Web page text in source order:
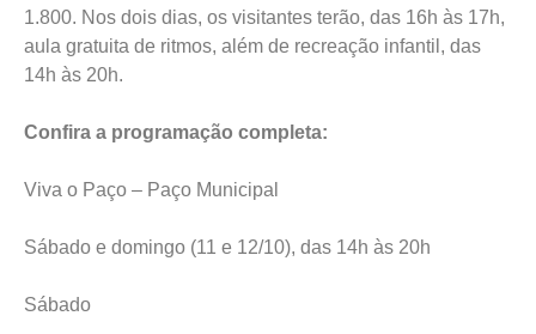
1.800. Nos dois dias, os visitantes terão, das 16h às 17h,
aula gratuita de ritmos, além de recreação infantil, das
14h às 20h.
Confira a programação completa:
Viva o Paço – Paço Municipal
Sábado e domingo (11 e 12/10), das 14h às 20h
Sábado